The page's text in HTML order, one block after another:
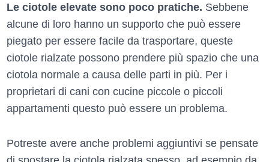
Le ciotole elevate sono poco pratiche. Sebbene
alcune di loro hanno un supporto che può essere
piegato per essere facile da trasportare, queste
ciotole rialzate possono prendere più spazio che una
ciotola normale a causa delle parti in più. Per i
proprietari di cani con cucine piccole o piccoli
appartamenti questo può essere un problema.
Potreste avere anche problemi aggiuntivi se pensate